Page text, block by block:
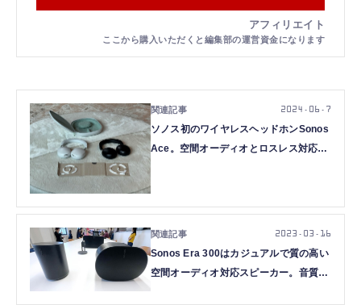
ソノス初のワイヤレスヘッドホンSonos
Ace。空間オーディオとロスレス対応、
2024.06.7
Sonos Era 300はカジュアルで質の高い
空間オーディオ対応スピーカー。音質原
2023.03.16